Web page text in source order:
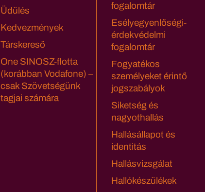
Üdülés
Kedvezmények
Társkereső
One SINOSZ-flotta
(korábban Vodafone) –
csak Szövetségünk
tagjai számára
fogalomtár
Esélyegyenlőségi-
érdekvédelmi
fogalomtár
Fogyatékos
személyeket érintő
jogszabályok
Siketség és
nagyothallás
Hallásállapot és
identitás
Hallásvizsgálat
Hallókészülékek